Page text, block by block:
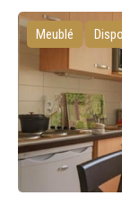
Meublé